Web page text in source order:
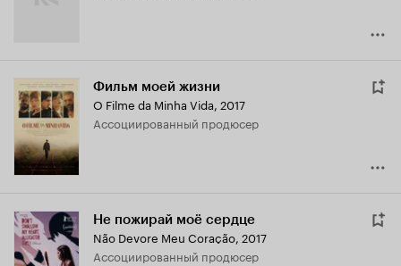
Фильм моей жизни
O Filme da Minha Vida, 2017
ассоциированный продюсер
Не пожирай моё сердце
Não Devore Meu Coração, 2017
ассоциированный продюсер